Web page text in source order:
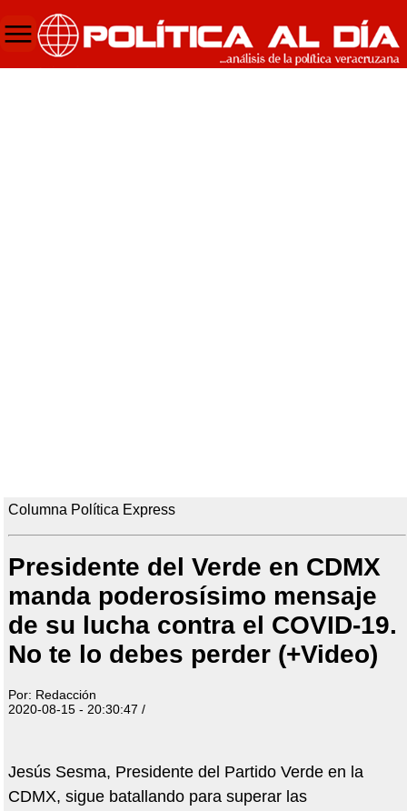
Columna Política Express
Presidente del Verde en CDMX
manda poderosísimo mensaje
de su lucha contra el COVID-19.
No te lo debes perder (+Video)
Por: Redacción
2020-08-15 - 20:30:47 /
Jesús Sesma, Presidente del Partido Verde en la
CDMX, sigue batallando para superar las